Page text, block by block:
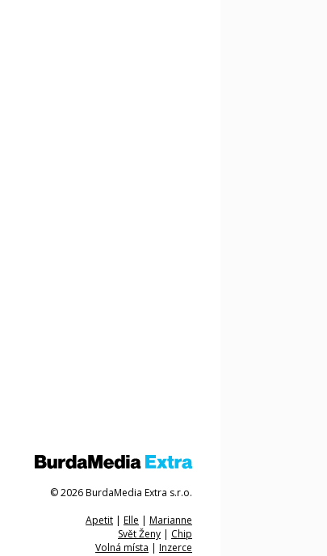
© 2026 BurdaMedia Extra s.r.o.
Apetit | Elle | Marianne
Svět Ženy | Chip
Volná místa | Inzerce